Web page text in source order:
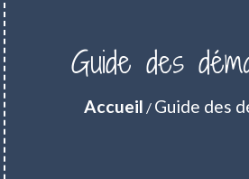
Guide des
Accueil / Guide des